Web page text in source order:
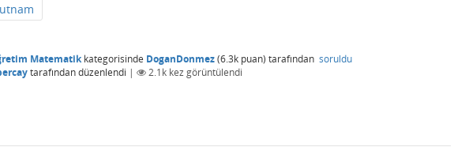
Matematikkategorisinde DoganDonmez(6.3k puan) tarafından soruldu
tarafındandüzenlendi | 2.1k kez görüntülendi